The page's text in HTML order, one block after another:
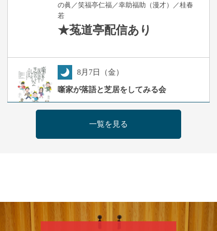
の眞／笑福亭仁福／幸助福助（漫才）／桂春
若
★菟道亭配信あり
8月 7日（金）
噺家が落語と芝居をしてみる会
桂米之助／桂団治郎／桂弥太郎／桂米舞／是
開演：午後6時30分（6時開場）全席指定
前売3,500円 当日4,000円
日（土）
一覧を見る